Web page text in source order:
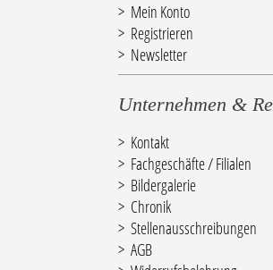
Mein Konto
Registrieren
Newsletter
Unternehmen &
Kontakt
Fachgeschäfte / Filialen
Bildergalerie
Chronik
Stellenausschreibungen
AGB